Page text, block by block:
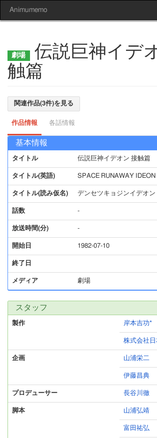
Animumemo
伝説巨神イデ
触篇
関連作品(3件)を見る
作品情報 各話情報
基本情報
タイトル 伝説巨神イデオン 接触篇
タイトル(英語) SPACE RUNAWAY IDEON
タイトル(読み仮名) デンセツキョジンイデオ
話数 -
放送時間(分) -
開始日 1982-07-10
終了日
メディア 劇場
スタッフ
製作 岸本吉功*
株式会社
企画 山浦栄二
伊藤昌典
プロデューサー 長谷川徹
脚本 山浦弘靖
富田祐弘